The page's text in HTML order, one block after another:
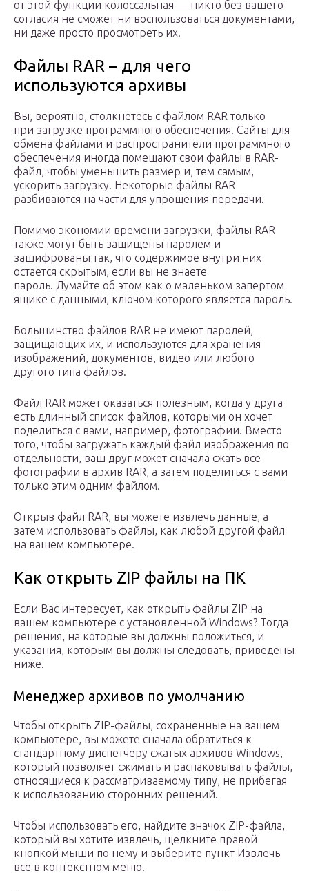
от этой функции колоссальная — никто без вашего
согласия не сможет ни воспользоваться документами,
ни даже просто просмотреть их.
Файлы RAR – для чего
используются архивы
Вы, вероятно, столкнетесь с файлом RAR только
при загрузке программного обеспечения. Сайты для
обмена файлами и распространители программного
обеспечения иногда помещают свои файлы в RAR-
файл, чтобы уменьшить размер и, тем самым,
ускорить загрузку. Некоторые файлы RAR
разбиваются на части для упрощения передачи.
Помимо экономии времени загрузки, файлы RAR
также могут быть защищены паролем и
зашифрованы так, что содержимое внутри них
остается скрытым, если вы не знаете
пароль. Думайте об этом как о маленьком запертом
ящике с данными, ключом которого является пароль.
Большинство файлов RAR не имеют паролей,
защищающих их, и используются для хранения
изображений, документов, видео или любого
другого типа файлов.
Файл RAR может оказаться полезным, когда у друга
есть длинный список файлов, которыми он хочет
поделиться с вами, например, фотографии. Вместо
того, чтобы загружать каждый файл изображения по
отдельности, ваш друг может сначала сжать все
фотографии в архив RAR, а затем поделиться с вами
только этим одним файлом.
Открыв файл RAR, вы можете извлечь данные, а
затем использовать файлы, как любой другой файл
на вашем компьютере.
Как открыть ZIP файлы на ПК
Если Вас интересует, как открыть файлы ZIP на
вашем компьютере с установленной Windows? Тогда
решения, на которые вы должны положиться, и
указания, которым вы должны следовать, приведены
ниже.
Менеджер архивов по умолчанию
Чтобы открыть ZIP-файлы, сохраненные на вашем
компьютере, вы можете сначала обратиться к
стандартному диспетчеру сжатых архивов Windows,
который позволяет сжимать и распаковывать файлы,
относящиеся к рассматриваемому типу, не прибегая
к использованию сторонних решений.
Чтобы использовать его, найдите значок ZIP-файла,
который вы хотите извлечь, щелкните правой
кнопкой мыши по нему и выберите пункт Извлечь
все в контекстном меню.